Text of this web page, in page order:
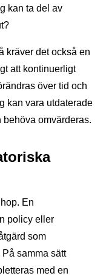
kan ta del av
kräver det också en
att kontinuerligt
över tid och
kan vara utdaterade
behöva omvärderas.
En
policy eller
som
samma sätt
med en